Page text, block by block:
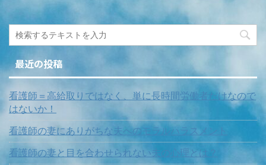
最近の投稿
看護師＝高給取りではなく、単に長時間労働者だけなので
はないか！
看護師の妻にありがちな夫へのモラルハラスメント
看護師の妻と目を合わせられない夫の心理とは？